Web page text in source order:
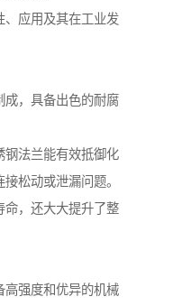
、应用及其在工业发
成，具备出色的耐腐
钢法兰能有效抵御化
松动或泄漏问题。
命，还大大提升了整
高强度和优异的机械